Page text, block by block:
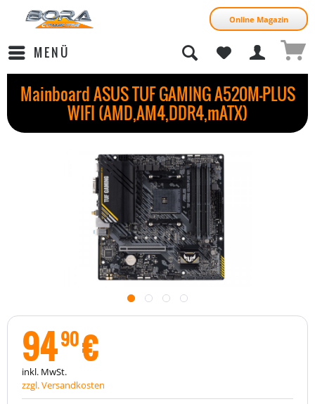
Online Magazin
MENÜ
Mainboard ASUS TUF GAMING A520M-PLUS
WIFI (AMD,AM4,DDR4,mATX)
9490€
inkl. MwSt.
zzgl. Versandkosten